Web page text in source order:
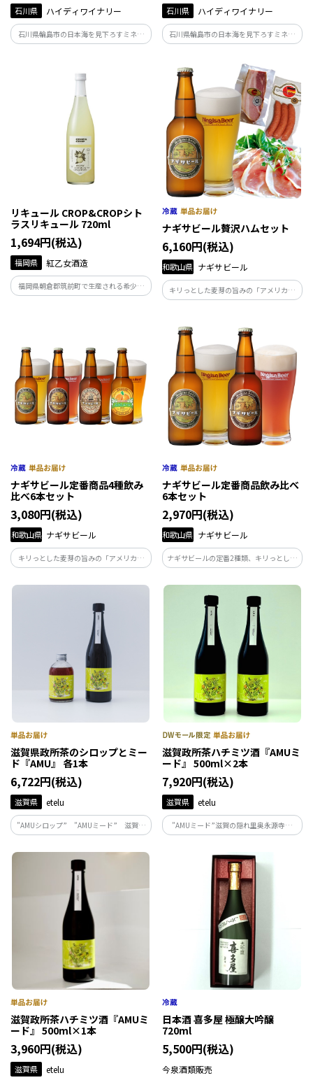
石川県 ハイディワイナリー
石川県輪島市の日本海を見下ろすミネラ
ル豊富な土壌で育った、「カベルネソー
ルド」を使用した赤ワイン。口当たりは優
しく、果実の凝縮感と、タンニンとのバ
ランスが良い。
石川県 ハイディワイナリー
石川県輪島市の日本海を見下ろすミネラ
ル豊富な土壌で育った、「ソーヴィニヨ
ワイン。果実の甘く華やかな香りが広が
り、穏やかな酸と甘みに凝縮した果実感
が特徴。
リキュール CROP&CROPシト
ラスリキュール 720ml
1,694円(税込)
福岡県 紅乙女酒造
福岡県朝倉郡筑前町で生産される希少な
柑橘「木酢（きず）」。幻の柑橘とも称
かな香りが特徴です。
ナギサビール贅沢ハムセット
6,160円(税込)
和歌山県 ナギサビール
キリっとした麦芽の旨みの「アメリカン
ウィート」、香りとコクの「ペールエー
ドイツ出身の職人が造った生ハム＆ソー
セージのセットです。
ナギサビール定番商品4種飲み
比べ6本セット
3,080円(税込)
和歌山県 ナギサビール
キリっとした麦芽の旨みの「アメリカン
ウィート」、香りとコクの「ペールエー
ル」、クセになる苦みの「IPA」。ほんの
商品4種類の飲み比べです。
ナギサビール定番商品飲み比べ
6本セット
2,970円(税込)
和歌山県 ナギサビール
ナギサビールの定番2種類、キリっとして
麦芽の旨みが感じられる「アメリカンウ
ィート」と深い香りとコクの「ペールエ
ール」。ナギサビールが初めての方に
は、まず飲んで頂きたい2種類です。
滋賀県政所茶のシロップとミー
ド『AMU』 各1本
6,722円(税込)
滋賀県 etelu
”AMUシロップ” ”AMUミード” 滋賀の
隠れ里奥永源寺。600年の伝統ある『政所
茶』と人の想いを編んだシロップとミー
ド。大人も子供も一緒に楽しめる、新し
いお茶のかたち。
滋賀政所茶ハチミツ酒『AMUミ
ード』 500ml×2本
7,920円(税込)
滋賀県 etelu
”AMUミード”滋賀の隠れ里奥永源寺。
600年の伝統ある『政所茶』と『人類最古
んだミードで新しいお茶のかたち。
滋賀政所茶ハチミツ酒『AMUミ
ード』 500ml×1本
3,960円(税込)
滋賀県 etelu
日本酒 喜多屋 極醸大吟醸
720ml
5,500円(税込)
今泉酒類販売